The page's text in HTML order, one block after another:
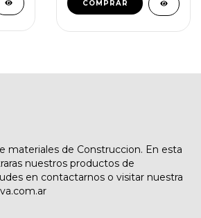
materiales de Construccion. En esta
nuestros productos de
en contactarnos o visitar nuestra